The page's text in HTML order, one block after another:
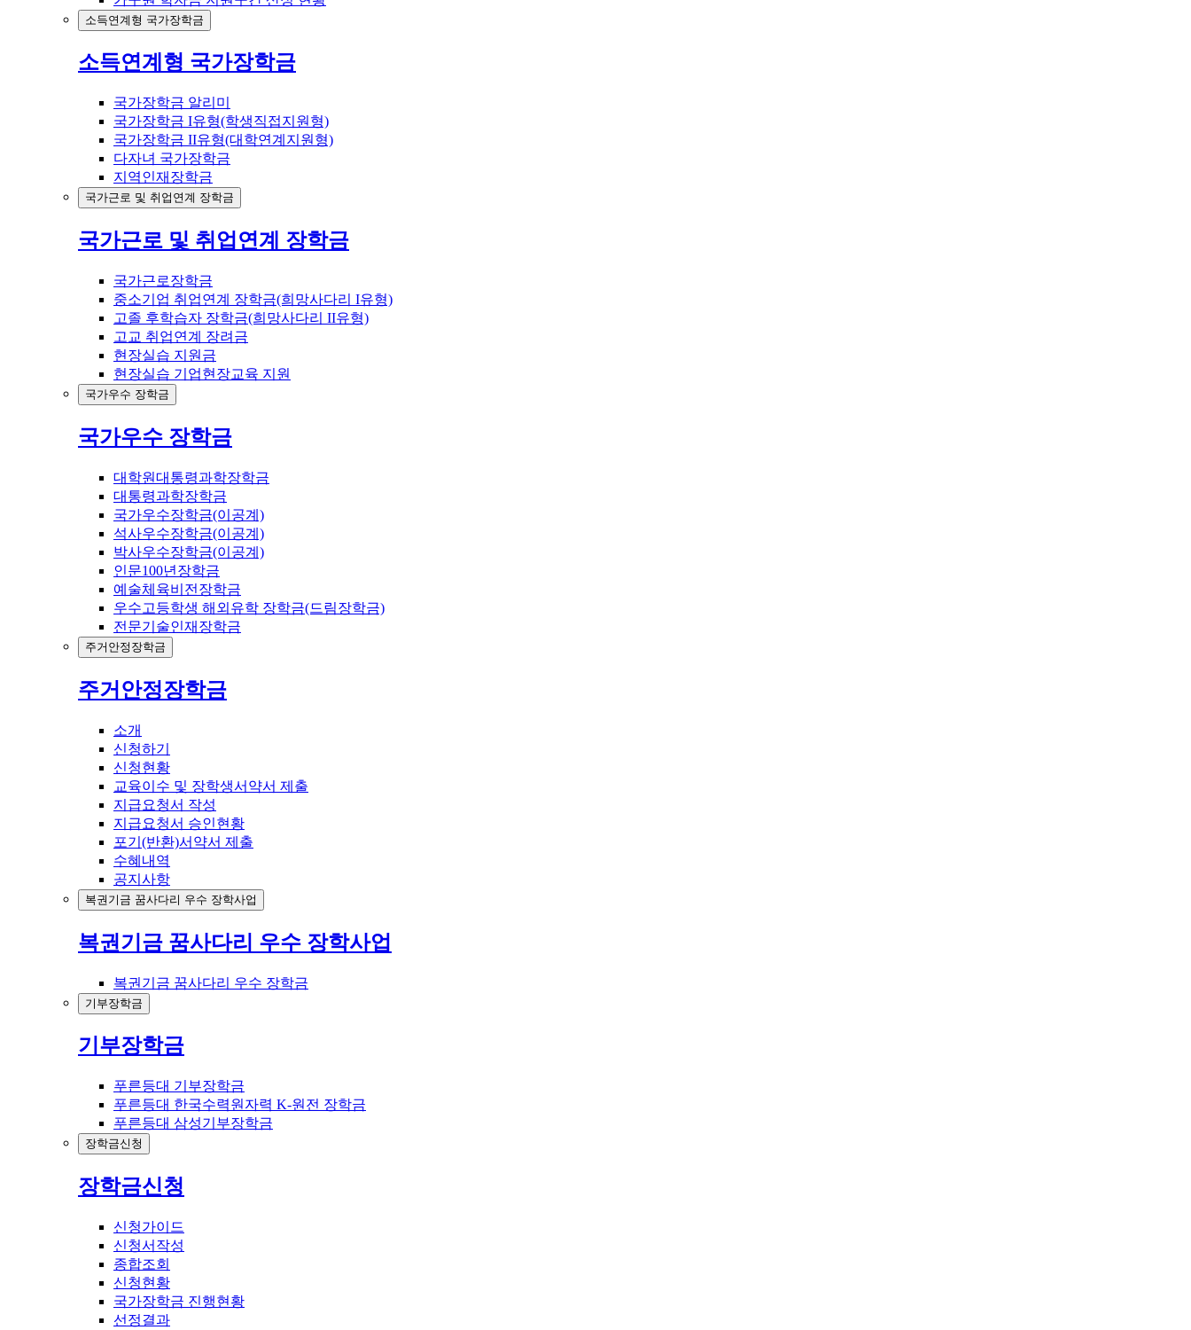
소득연계형 국가장학금
소득연계형 국가장학금
국가장학금 알리미
국가장학금 I유형(학생직접지원형)
국가장학금 II유형(대학연계지원형)
다자녀 국가장학금
지역인재장학금
국가근로 및 취업연계 장학금
국가근로 및 취업연계 장학금
국가근로장학금
중소기업 취업연계 장학금(희망사다리 I유형)
고졸 후학습자 장학금(희망사다리 II유형)
고교 취업연계 장려금
현장실습 지원금
현장실습 기업현장교육 지원
국가우수 장학금
국가우수 장학금
대학원대통령과학장학금
대통령과학장학금
국가우수장학금(이공계)
석사우수장학금(이공계)
박사우수장학금(이공계)
인문100년장학금
예술체육비전장학금
우수고등학생 해외유학 장학금(드림장학금)
전문기술인재장학금
주거안정장학금
주거안정장학금
소개
신청하기
신청현황
교육이수 및 장학생서약서 제출
지급요청서 작성
지급요청서 승인현황
포기(반환)서약서 제출
수혜내역
공지사항
복권기금 꿈사다리 우수 장학사업
복권기금 꿈사다리 우수 장학사업
복권기금 꿈사다리 우수 장학금
기부장학금
기부장학금
푸른등대 기부장학금
푸른등대 한국수력원자력 K-원전 장학금
푸른등대 삼성기부장학금
장학금신청
장학금신청
신청가이드
신청서작성
종합조회
신청현황
국가장학금 진행현황
선정결과